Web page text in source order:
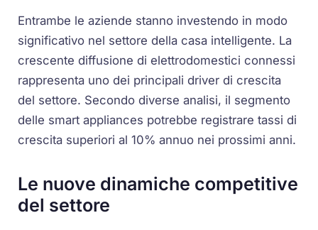
Entrambe le aziende stanno investendo in modo
significativo nel settore della casa intelligente. La
crescente diffusione di elettrodomestici connessi
rappresenta uno dei principali driver di crescita
del settore. Secondo diverse analisi, il segmento
delle smart appliances potrebbe registrare tassi di
crescita superiori al 10% annuo nei prossimi anni.
Le nuove dinamiche competitive
del settore